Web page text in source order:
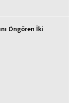
Öngören İki